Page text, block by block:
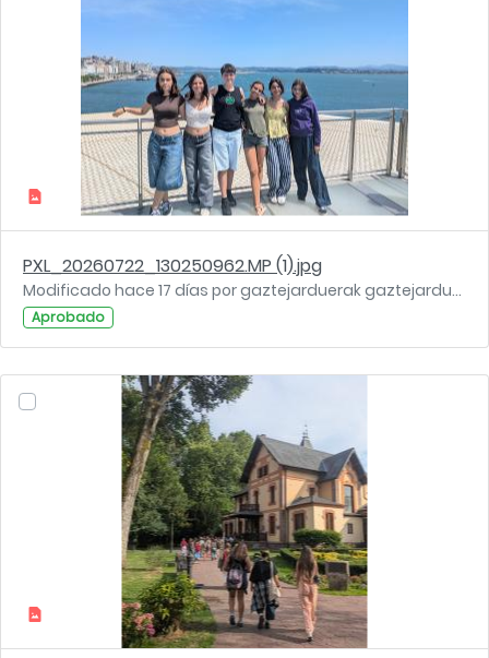
PXL_20260722_130250962.MP (1).jpg
Modificado hace 17 días por gaztejarduerak gaztejarduerak.
Aprobado